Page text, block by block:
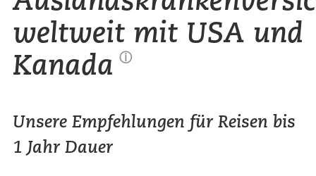
weltweit mit USA und
Kanadaⓘ
Unsere Empfehlungen für Reisen bis
1 Jahr Dauer